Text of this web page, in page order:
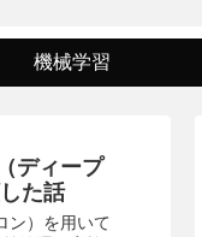
機械学習
ディープ
た話
ン）を用いて